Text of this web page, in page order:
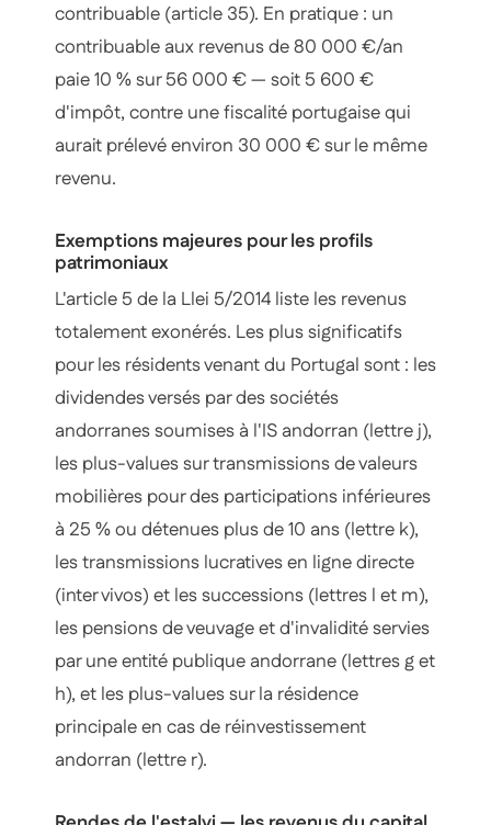
contribuable (article 35). En pratique : un
contribuable aux revenus de 80 000 €/an
paie 10 % sur 56 000 € — soit 5 600 €
d'impôt, contre une fiscalité portugaise qui
aurait prélevé environ 30 000 € sur le même
revenu.
Exemptions majeures pour les profils
patrimoniaux
L'article 5 de la Llei 5/2014 liste les revenus
totalement exonérés. Les plus significatifs
pour les résidents venant du Portugal sont : les
dividendes versés par des sociétés
andorranes soumises à l'IS andorran (lettre j),
les plus-values sur transmissions de valeurs
mobilières pour des participations inférieures
à 25 % ou détenues plus de 10 ans (lettre k),
les transmissions lucratives en ligne directe
(inter vivos) et les successions (lettres l et m),
les pensions de veuvage et d'invalidité servies
par une entité publique andorrane (lettres g et
h), et les plus-values sur la résidence
principale en cas de réinvestissement
andorran (lettre r).